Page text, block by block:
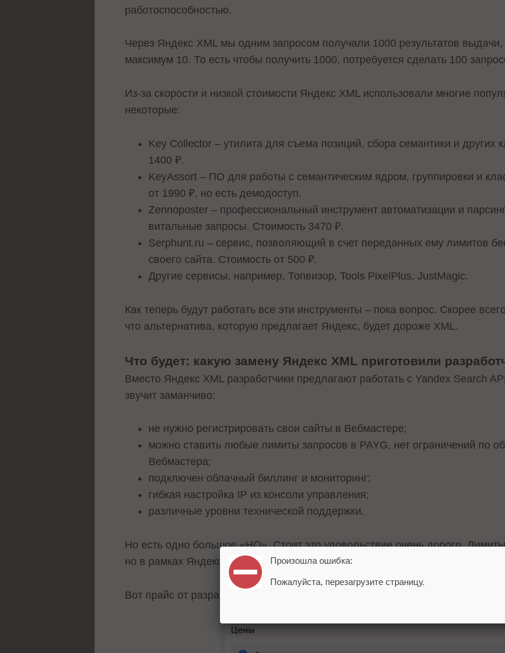
работоспособностью.
Через Яндекс XML мы одним запросом получали 1000 результатов
максимум 10. То есть чтобы получить 1000, потребуется сделать 100
Из-за скорости и низкой стоимости Яндекс XML использовали многие
некоторые:
Key Collector – утилита для съема позиций, сбора семантики и других
1400 ₽.
KeyAssort – ПО для работы с семантическим ядром, группировки и
от 1990 ₽, но есть демодоступ.
Zennoposter – профессиональный инструмент автоматизации и
витальные запросы. Стоимость 3470 ₽.
Serphunt.ru – сервис, позволяющий в счет переданных ему лимитов
своего сайта. Стоимость от 500 ₽.
Другие сервисы, например, Топвизор, Tools PixelPlus, JustMagic.
Как теперь будут работать все эти инструменты – пока вопрос. Скорее
что альтернатива, которую предлагает Яндекс, будет дороже XML.
Что будет: какую замену Яндекс XML приготовили
Вместо Яндекс XML разработчики предлагают работать с Yandex Search
звучит заманчиво:
не нужно регистрировать свои сайты в Вебмастере;
можно ставить любые лимиты запросов в PAYG, нет ограничений по
Вебмастера;
подключен облачный биллинг и мониторинг;
гибкая настройка IP из консоли управления;
различные уровни технической поддержки.
Но есть одно большое «НО». Стоит это удовольствие очень дорого.
но в рамках Яндекс Облака и почти в 100 раз дороже, чем было.
Вот прайс от разработчиков.
Произошла ошибка:
Пожалуйста, перезагрузите страницу.